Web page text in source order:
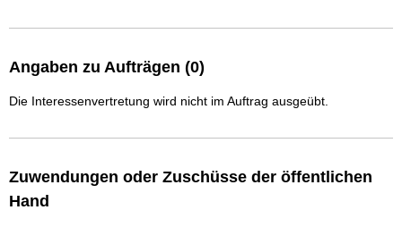
Angaben zu Aufträgen (0)
Die Interessenvertretung wird nicht im Auftrag ausgeübt.
Zuwendungen oder Zuschüsse der öffentlichen
Hand